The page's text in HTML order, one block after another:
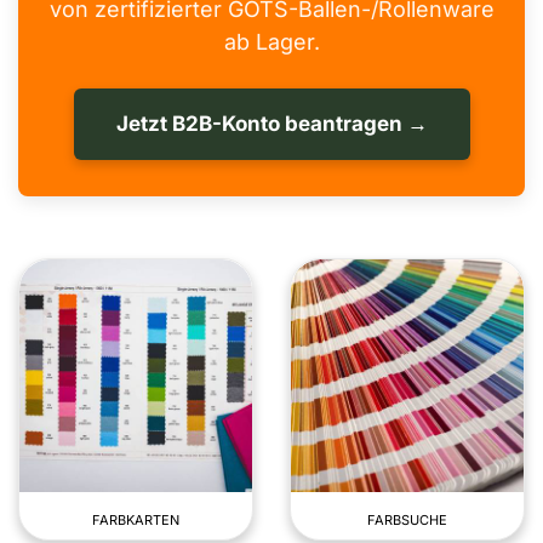
von zertifizierter GOTS-Ballen-/Rollenware
ab Lager.
Jetzt B2B-Konto beantragen →
FARBKARTEN FARBSUCHE